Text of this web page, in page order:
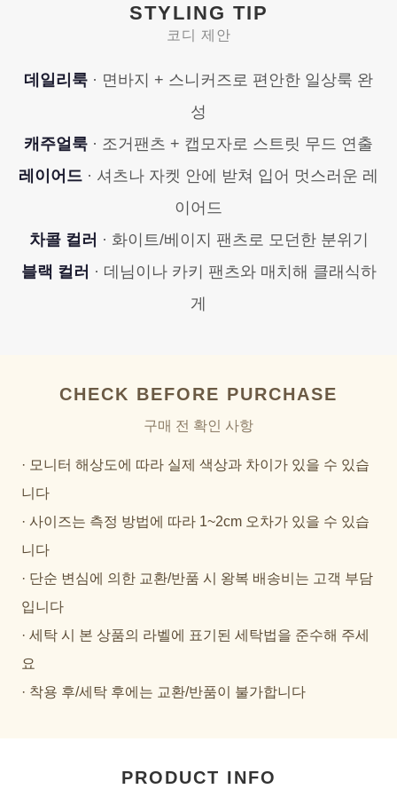
STYLING TIP
코디 제안
데일리룩 · 면바지 + 스니커즈로 편안한 일상룩 완
성
캐주얼룩 · 조거팬츠 + 캡모자로 스트릿 무드 연출
레이어드 · 셔츠나 자켓 안에 받쳐 입어 멋스러운 레
이어드
차콜 컬러 · 화이트/베이지 팬츠로 모던한 분위기
블랙 컬러 · 데님이나 카키 팬츠와 매치해 클래식하
게
CHECK BEFORE PURCHASE
구매 전 확인 사항
· 모니터 해상도에 따라 실제 색상과 차이가 있을 수 있습
니다
· 사이즈는 측정 방법에 따라 1~2cm 오차가 있을 수 있습
니다
· 단순 변심에 의한 교환/반품 시 왕복 배송비는 고객 부담
입니다
· 세탁 시 본 상품의 라벨에 표기된 세탁법을 준수해 주세
요
· 착용 후/세탁 후에는 교환/반품이 불가합니다
PRODUCT INFO